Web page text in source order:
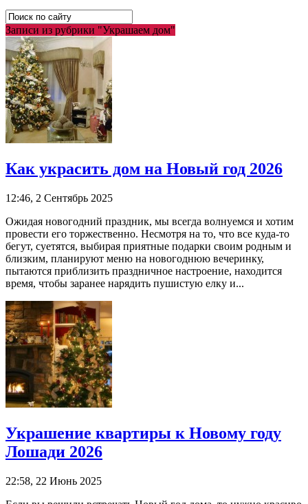
Записи из рубрики "Украшаем дом"
Как украсить дом на Новый год 2026
12:46, 2 Сентябрь 2025
Ожидая новогодний праздник, мы всегда волнуемся и хотим
провести его торжественно. Несмотря на то, что все куда-то
бегут, суетятся, выбирая приятные подарки своим родным и
близким, планируют меню на новогоднюю вечеринку,
пытаются приблизить праздничное настроение, находится
время, чтобы заранее нарядить пушистую елку и...
Украшение квартиры к Новому году
Лошади 2026
22:58, 22 Июнь 2025